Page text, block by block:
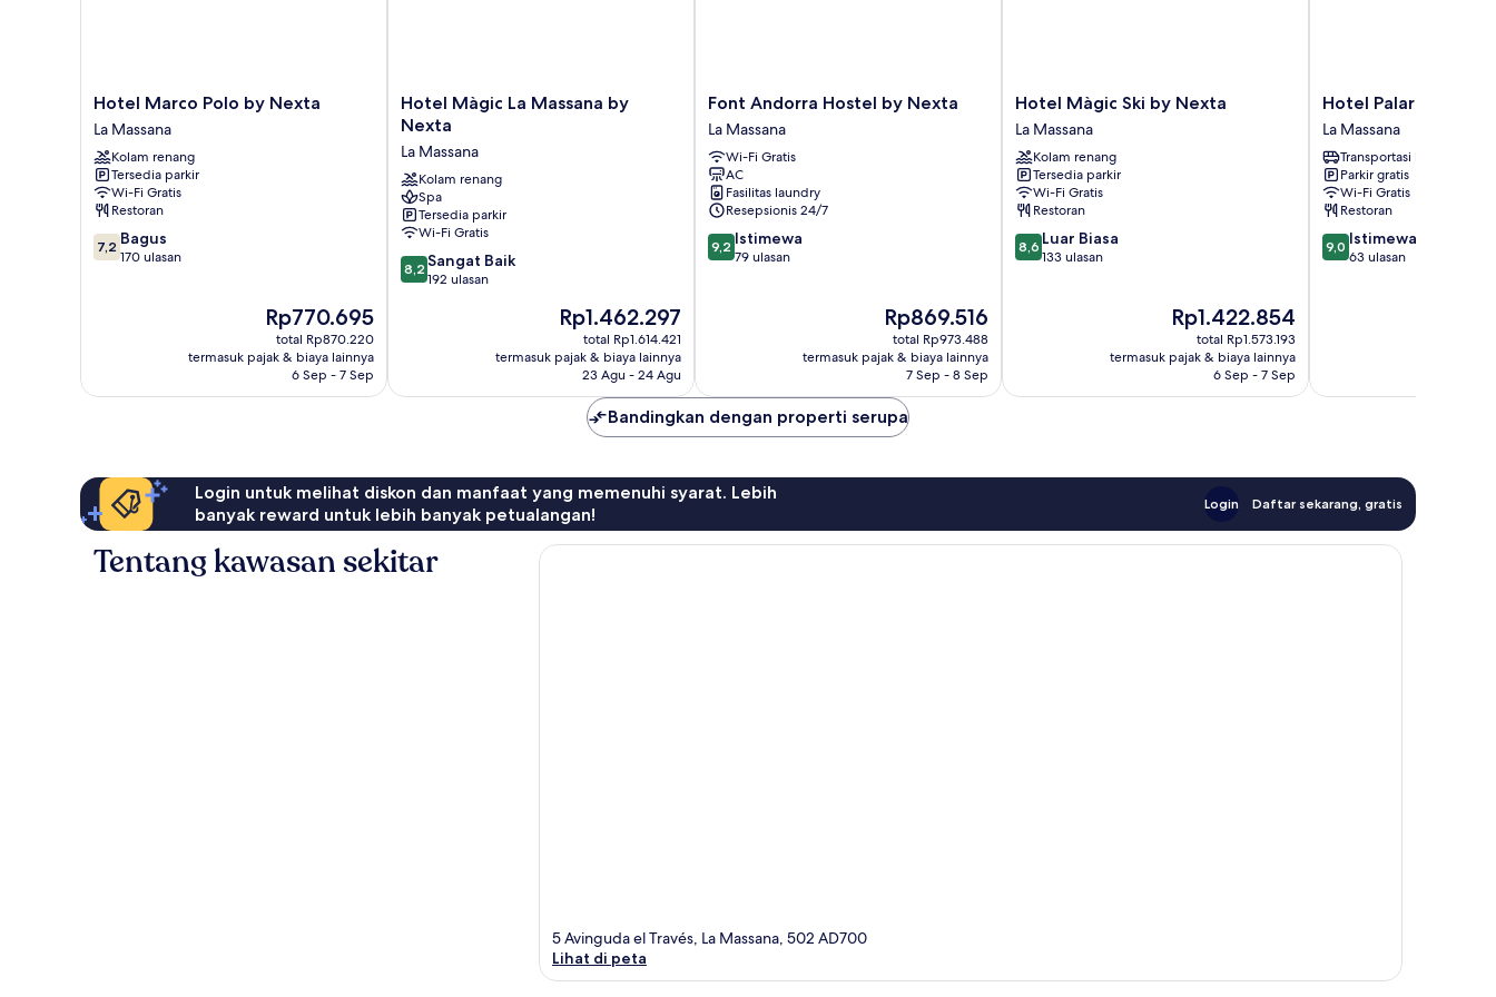
Hotel
Marco
Polo
by
Nexta
La
Massana
Hotel Marco Polo by Nexta
La Massana
Kolam renang
Tersedia parkir
Wi-Fi Gratis
Restoran
7.2
dari
7,2 Bagus
170 ulasan
Harga
sekarang
Rp770.695
Rp770.695
total Rp870.220
termasuk pajak & biaya lainnya
6 Sep - 7 Sep
Hotel
Màgic
Massana
by
Nexta
La
Massana
Hotel Màgic La Massana by
Nexta
La Massana
Kolam renang
Spa
Tersedia parkir
Wi-Fi Gratis
8.2
dari
8,2 Sangat Baik
192 ulasan
Harga
sekarang
Rp1.462.297
Rp1.462.297
total Rp1.614.421
termasuk pajak & biaya lainnya
23 Agu - 24 Agu
Font
Andorra
Hostel
by
Nexta
La
Massana
Font Andorra Hostel by Nexta
La Massana
Wi-Fi Gratis
AC
Fasilitas laundry
Resepsionis 24/7
9.2
dari
9,2 Istimewa
79 ulasan
Harga
sekarang
Rp869.516
Rp869.516
total Rp973.488
termasuk pajak & biaya lainnya
7 Sep - 8 Sep
Hotel
Màgic
Ski
by
Nexta
La
Massana
Hotel Màgic Ski by Nexta
La Massana
Kolam renang
Tersedia parkir
Wi-Fi Gratis
Restoran
8.6
dari
8,6 Luar Biasa
133 ulasan
Harga
sekarang
Rp1.422.854
Rp1.422.854
total Rp1.573.193
termasuk pajak & biaya lainnya
6 Sep - 7 Sep
Hotel
Palarine
La
Massana
Hotel Palarine
La Massana
Transportasi bandara
Parkir gratis
Wi-Fi Gratis
Restoran
9.0
dari
9,0 Istimewa
63 ulasan
Bandingkan dengan properti serupa
Login untuk melihat diskon dan manfaat yang memenuhi syarat. Lebih
banyak reward untuk lebih banyak petualangan!
Login Daftar sekarang, gratis
Tentang kawasan sekitar
5 Avinguda el Través, La Massana, 502 AD700
Lihat di peta